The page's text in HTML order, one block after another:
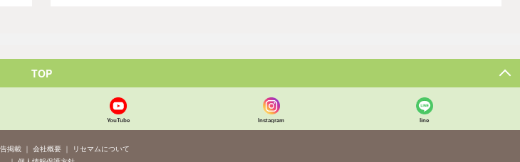
TOP
YouTube Instagram line
掲載 会社概要
リセマムについて